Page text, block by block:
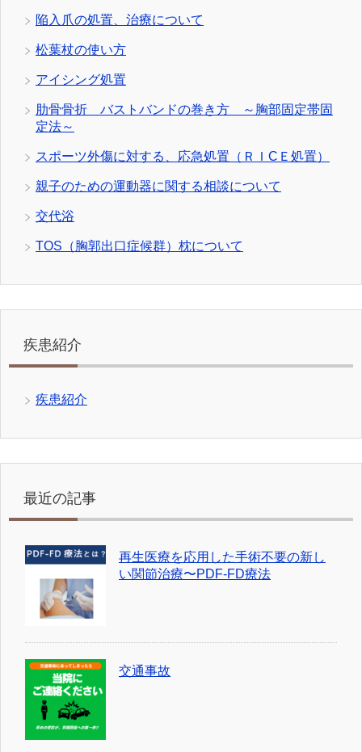
陥入爪の処置、治療について
松葉杖の使い方
アイシング処置
肋骨骨折 バストバンドの巻き方 ～胸部固定帯固
定法～
スポーツ外傷に対する、応急処置（ＲＩCＥ処置）
親子のための運動器に関する相談について
交代浴
TOS（胸郭出口症候群）枕について
疾患紹介
疾患紹介
最近の記事
再生医療を応用した手術不要の新し
い関節治療〜PDF-FD療法
交通事故